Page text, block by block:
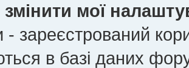
змінити мої
зареєстрований
в базі даних